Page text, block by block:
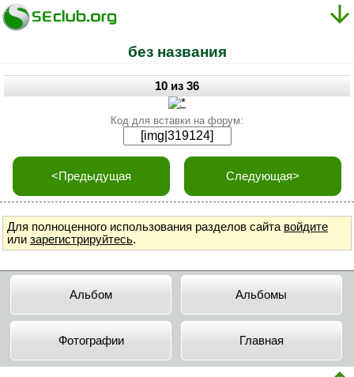
без названия
10 из 36
Код для вставки на форум:
<Предыдущая Следующая>
Для полноценного использования разделов сайта войдите
или зарегистрируйтесь.
Альбом Альбомы
Фотографии Главная